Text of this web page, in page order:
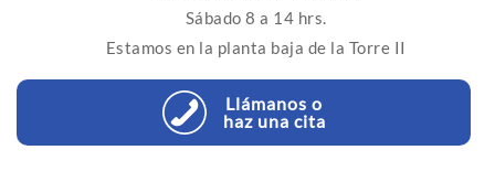
Sábado 8 a 14 hrs.
Estamos en la planta baja de la Torre II
Llámanos o
haz una cita